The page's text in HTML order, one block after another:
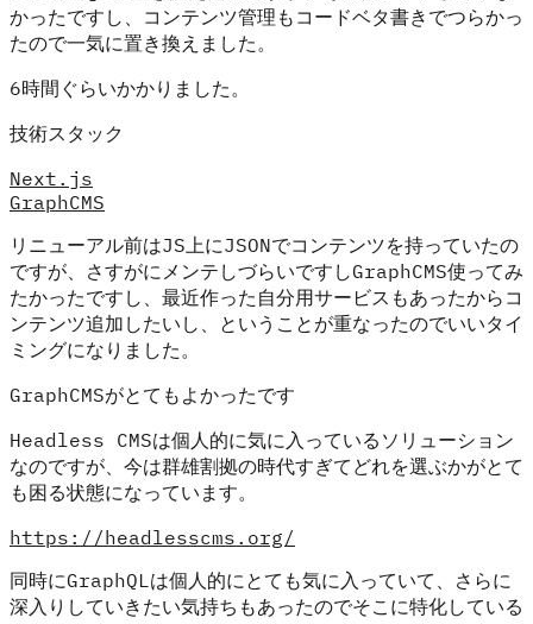
かったですし、コンテンツ管理もコードベタ書きでつらかっ
たので一気に置き換えました。
6時間ぐらいかかりました。
技術スタック
Next.js
GraphCMS
リニューアル前はJS上にJSONでコンテンツを持っていたの
ですが、さすがにメンテしづらいですしGraphCMS使ってみ
たかったですし、最近作った自分用サービスもあったからコ
ンテンツ追加したいし、ということが重なったのでいいタイ
ミングになりました。
GraphCMSがとてもよかったです
Headless CMSは個人的に気に入っているソリューション
なのですが、今は群雄割拠の時代すぎてどれを選ぶかがとて
も困る状態になっています。
https://headlesscms.org/
同時にGraphQLは個人的にとても気に入っていて、さらに
深入りしていきたい気持ちもあったのでそこに特化している